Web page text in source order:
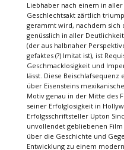
Liebhaber nach einem in
Geschlechtsakt zärtlich
gerammt wird, nachdem sich
genüsslich in aller
(der aus halbnaher
gefaktes (?) Imitat ist), ist
Geschmacklosigkeit und
lässt. Diese
über Eisensteins
Motiv genau in der Mitte des
seiner Erfolglosigkeit in
Erfolgsschriftsteller Upton
unvollendet gebliebenen Film
über die Geschichte und
Entwicklung zu einem